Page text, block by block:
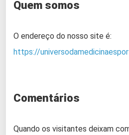
Quem somos
O endereço do nosso site é:
https://
Comentários
Quando os visitantes deixam